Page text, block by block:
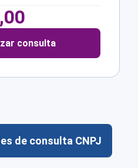
consulta
de consulta CNPJ